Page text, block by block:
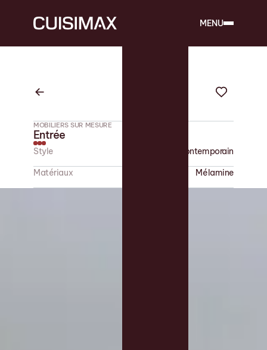
MENU
MOBILIERS SUR MESURE
Entrée
Style
Contemporain
Matériaux
Mélamine